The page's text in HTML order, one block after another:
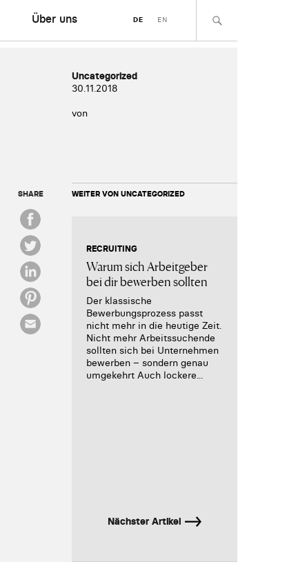
Über uns DE EN
Uncategorized
30.11.2018
von
SHARE WEITER VON UNCATEGORIZED
RECRUITING
Warum sich Arbeitgeber
bei dir bewerben sollten
Der klassische
Bewerbungsprozess passt
nicht mehr in die heutige Zeit.
Nicht mehr Arbeitssuchende
sollten sich bei Unternehmen
bewerben – sondern genau
umgekehrt Auch lockere...
Nächster Artikel